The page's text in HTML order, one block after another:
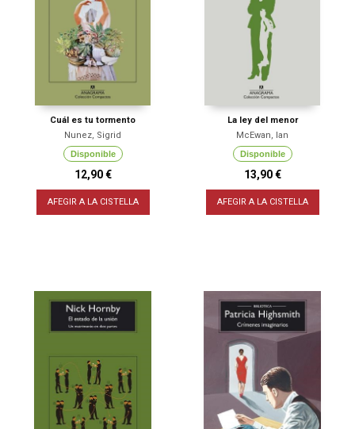
Cuál es tu tormento
Nunez, Sigrid
Disponible
12,90 €
AFEGIR A LA CISTELLA
La ley del menor
McEwan, Ian
Disponible
13,90 €
AFEGIR A LA CISTELLA